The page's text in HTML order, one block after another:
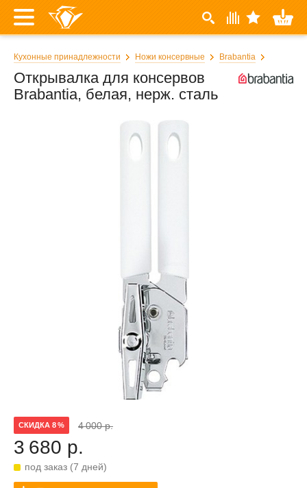
Кухонные принадлежности Ножи консервные Brabantia
Открывалка для консервов
Brabantia, белая, нерж. сталь
СКИДКА 8 % 4 000 р.
3 680 р.
под заказ (7 дней)